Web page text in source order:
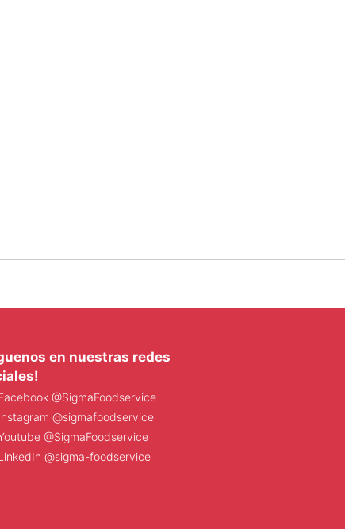
en nuestras redes
@SigmaFoodservice
@sigmafoodservice
@SigmaFoodservice
@sigma-foodservice